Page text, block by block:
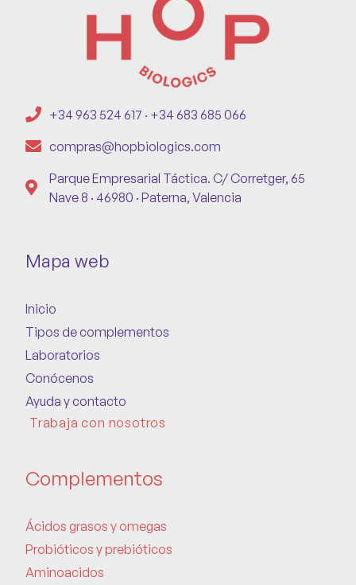
+34 963 524 617 · +34 683 685 066
compras@hopbiologics.com
Parque Empresarial Táctica. C/ Corretger, 65
Nave 8 · 46980 · Paterna, Valencia
Mapa web
Inicio
Tipos de complementos
Laboratorios
Conócenos
Ayuda y contacto
Trabaja con nosotros
Complementos
Ácidos grasos y omegas
Probióticos y prebióticos
Aminoacidos